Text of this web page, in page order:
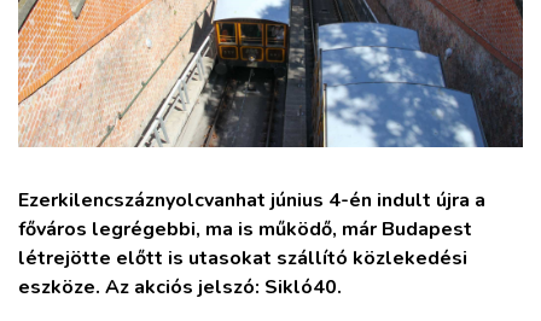
BLOG
ARCHÍVUM
WEBSHOP
BELÉPÉS
Ezerkilencszáznyolcvanhat június 4-én indult újra a
főváros legrégebbi, ma is működő, már Budapest
létrejötte előtt is utasokat szállító közlekedési
eszköze. Az akciós jelszó: Sikló40.